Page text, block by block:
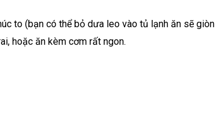
to (bạn có thể bỏ dưa leo vào tủ lạnh ăn sẽ giòn
hoặc ăn kèm cơm rất ngon.